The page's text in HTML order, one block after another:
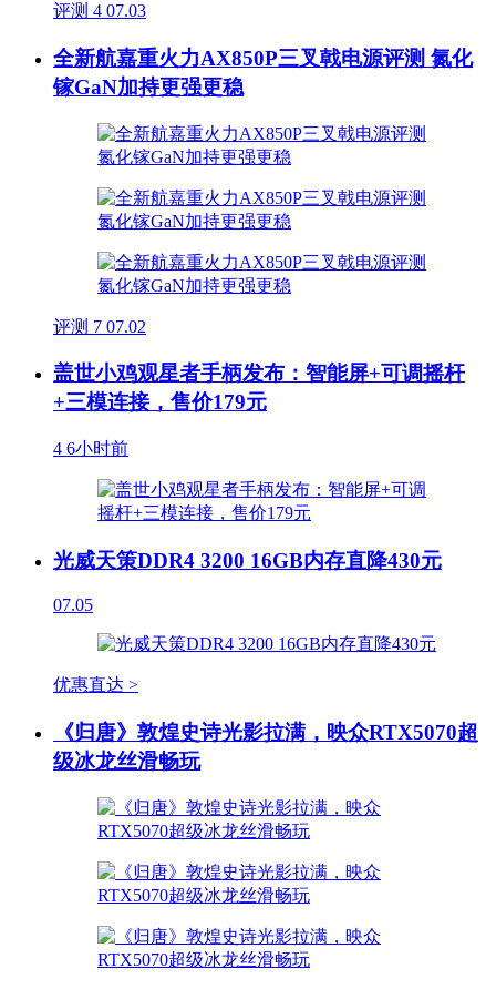
评测 4 07.03
全新航嘉重火力AX850P三叉戟电源评测 氮化
镓GaN加持更强更稳
评测 7 07.02
盖世小鸡观星者手柄发布：智能屏+可调摇杆
+三模连接，售价179元
4 6小时前
光威天策DDR4 3200 16GB内存直降430元
07.05
优惠直达 >
《归唐》敦煌史诗光影拉满，映众RTX5070超
级冰龙丝滑畅玩